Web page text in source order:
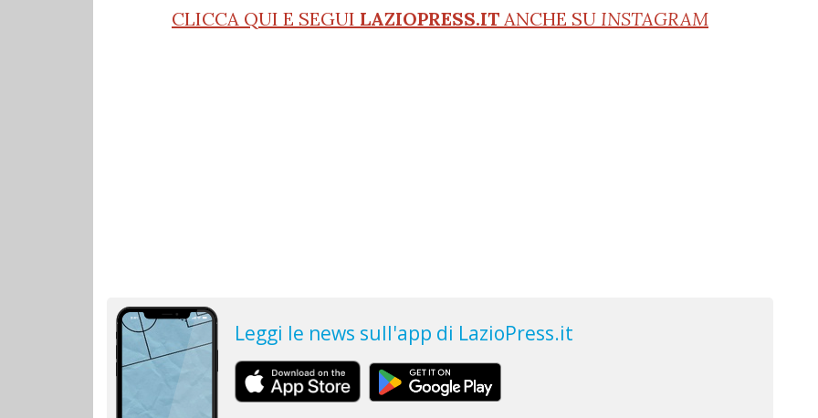
CLICCA QUI E SEGUI LAZIOPRESS.IT ANCHE SU INSTAGRAM